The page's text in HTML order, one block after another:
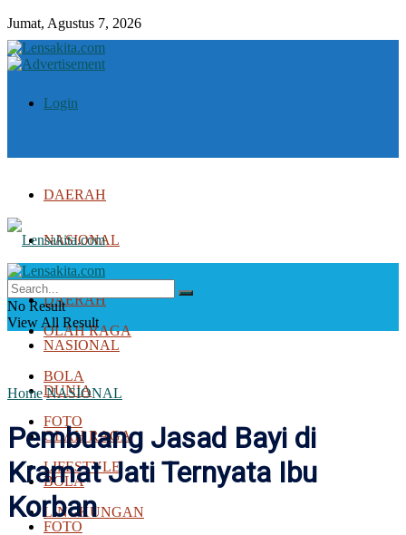
Jumat, Agustus 7, 2026
Login
DAERAH
NASIONAL
DUNIA
OLAH RAGA
BOLA
FOTO
LIFESTYLE
LINGKUNGAN
DAERAH
NASIONAL
DUNIA
OLAH RAGA
BOLA
FOTO
No Result
View All Result
Home NASIONAL
Pembuang Jasad Bayi di
Kramat Jati Ternyata Ibu
Korban